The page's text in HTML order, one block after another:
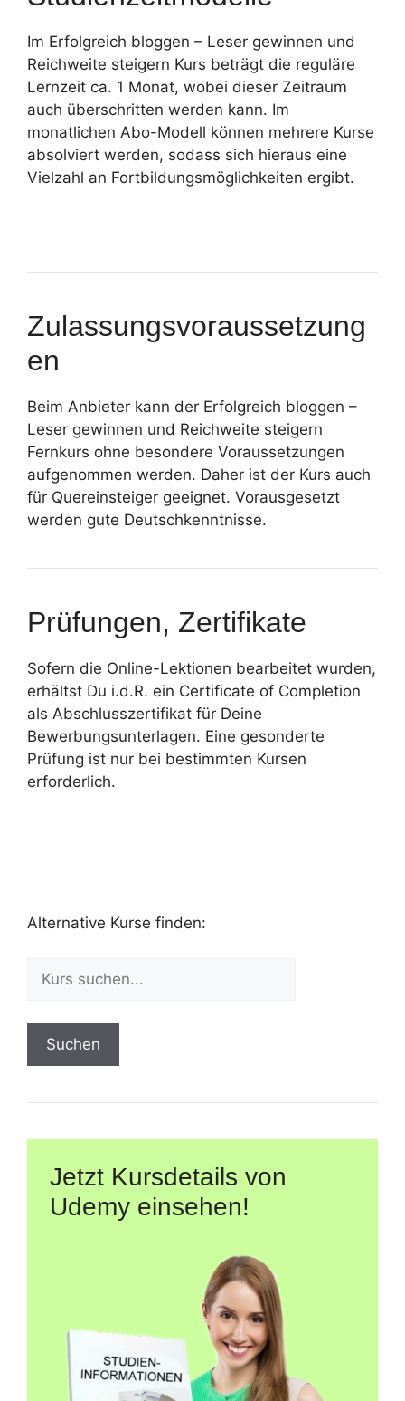
Im Erfolgreich bloggen – Leser gewinnen und
Reichweite steigern Kurs beträgt die reguläre
Lernzeit ca. 1 Monat, wobei dieser Zeitraum
auch überschritten werden kann. Im
monatlichen Abo-Modell können mehrere Kurse
absolviert werden, sodass sich hieraus eine
Vielzahl an Fortbildungsmöglichkeiten ergibt.
Zulassungsvoraussetzung
en
Beim Anbieter kann der Erfolgreich bloggen –
Leser gewinnen und Reichweite steigern
Fernkurs ohne besondere Voraussetzungen
aufgenommen werden. Daher ist der Kurs auch
für Quereinsteiger geeignet. Vorausgesetzt
werden gute Deutschkenntnisse.
Prüfungen, Zertifikate
Sofern die Online-Lektionen bearbeitet wurden,
erhältst Du i.d.R. ein Certificate of Completion
als Abschlusszertifikat für Deine
Bewerbungsunterlagen. Eine gesonderte
Prüfung ist nur bei bestimmten Kursen
erforderlich.
Alternative Kurse finden:
Suchen
Jetzt Kursdetails von
Udemy einsehen!